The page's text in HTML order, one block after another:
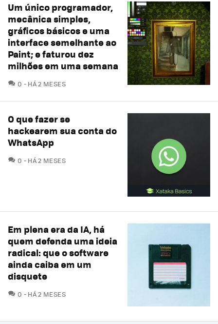
Um único programador,
mecânica simples,
gráficos básicos e uma
interface semelhante ao
Paint; e faturou dez
milhões em uma semana
0 COMENTÁRIOS
HÁ 2 MESES
O que fazer se
hackearem sua conta do
WhatsApp
0 COMENTÁRIOS
HÁ 2 MESES
Em plena era da IA, há
quem defenda uma ideia
radical: que o software
ainda caiba em um
disquete
0 COMENTÁRIOS
HÁ 2 MESES